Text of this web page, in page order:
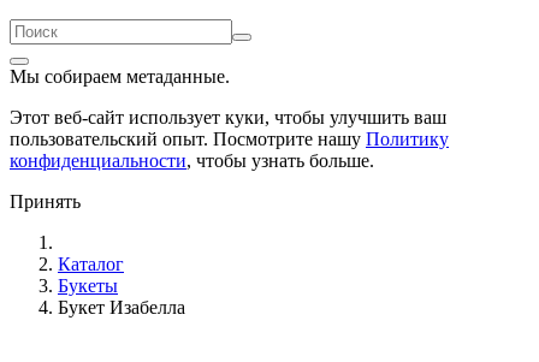
Мы собираем метаданные.
Этот веб-сайт использует куки, чтобы улучшить ваш
пользовательский опыт. Посмотрите нашу Политику
конфиденциальности, чтобы узнать больше.
Принять
Каталог
Букеты
Букет Изабелла